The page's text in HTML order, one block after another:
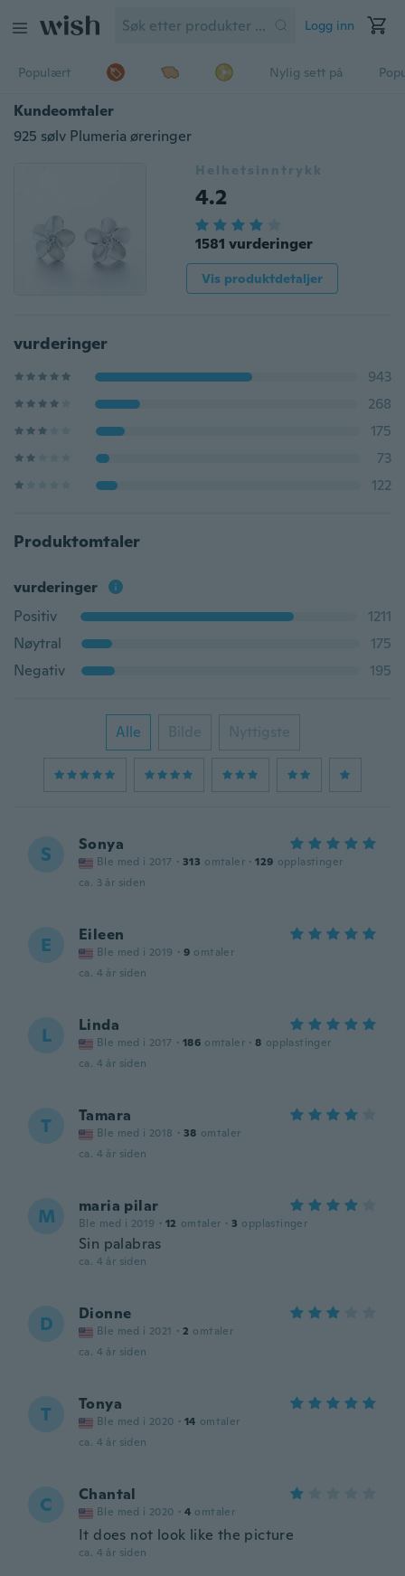
Logg inn
Populært Nylig sett på
Kundeomtaler
925 sølv Plumeria øreringer
Helhetsinntrykk
4.2
1581 vurderinger
Vis produktdetaljer
vurderinger
943
268
175
73
122
Produktomtaler
vurderinger
Positiv
1211
Nøytral
175
Negativ
195
Alle Bilde Nyttigste
S Sonya
Ble med i 2017 · 313 omtaler · 129 opplastinger
ca. 3 år siden
E Eileen
Ble med i 2019 · 9 omtaler
ca. 4 år siden
L Linda
Ble med i 2017 · 186 omtaler · 8 opplastinger
ca. 4 år siden
T Tamara
Ble med i 2018 · 38 omtaler
ca. 4 år siden
M maria pilar
Ble med i 2019 · 12 omtaler · 3 opplastinger
Sin palabras
ca. 4 år siden
D Dionne
Ble med i 2021 · 2 omtaler
ca. 4 år siden
T Tonya
Ble med i 2020 · 14 omtaler
ca. 4 år siden
C Chantal
Ble med i 2020 · 4 omtaler
It does not look like the picture
ca. 4 år siden